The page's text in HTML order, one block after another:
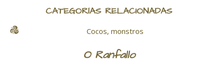
CATEGORÍAS RELACIONADAS
Cocos, monstros
O Ranfallo